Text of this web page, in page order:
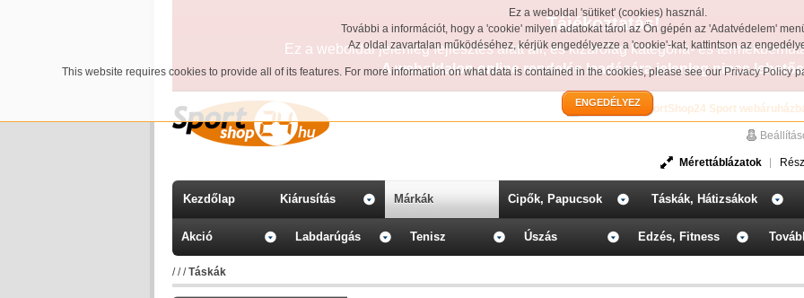
Ez a weboldal 'sütiket' (cookies) használ.
További a információt, hogy a 'cookie' milyen adatokat tárol az Ön gépén az 'Adatvédelem'
Az oldal zavartalan működéséhez, kérjük engedélyezze a 'cookie'-kat, kattintson az
This website requires cookies to provide all of its features. For more information on what data is contained in the cookies, please see ourPrivacy Policy
ENGEDÉLYEZ
Tájékoztatás!
Ez a weboldal jelenleg fejlesztés alatt áll, és kizárólag kategória- és
A weboldalon online rendelés leadására jelenleg nincs
Üdvözöljük a SportShop24 Sport
Mérettáblázatok
Kezdőlap Kiárusítás Márkák Cipők, Papucsok Táskák, Hátizsákok
Akció Labdarúgás Tenisz Úszás Edzés, Fitness
///Táskák